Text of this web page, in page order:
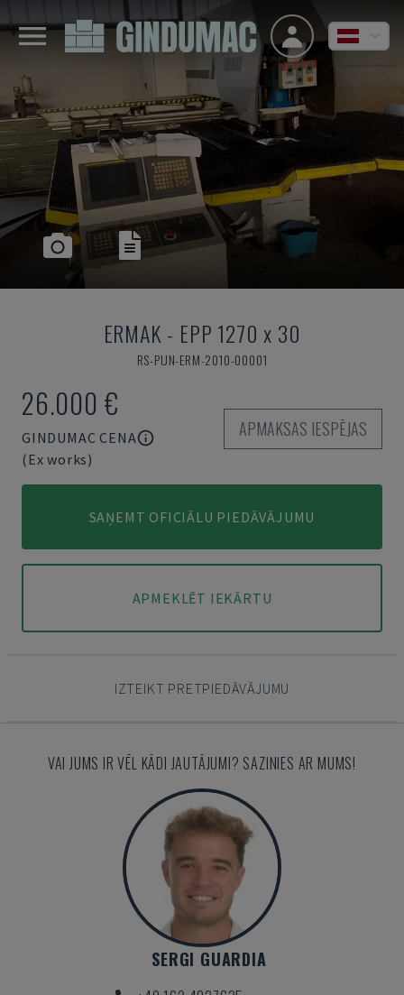
ERMAK - EPP 1270 x 30
RS-PUN-ERM-2010-00001
26.000 €
GINDUMAC CENA
(Ex works)
APMAKSAS IESPĒJAS
SAŅEMT OFICIĀLU PIEDĀVĀJUMU
APMEKLĒT IEKĀRTU
IZTEIKT PRETPIEDĀVĀJUMU
VAI JUMS IR VĒL KĀDI JAUTĀJUMI? SAZINIES AR MUMS!
SERGI GUARDIA